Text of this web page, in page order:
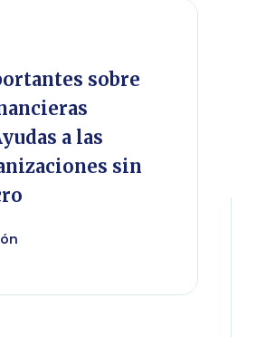
sobre
a las
sin